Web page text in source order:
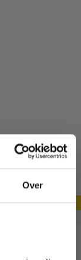
Over